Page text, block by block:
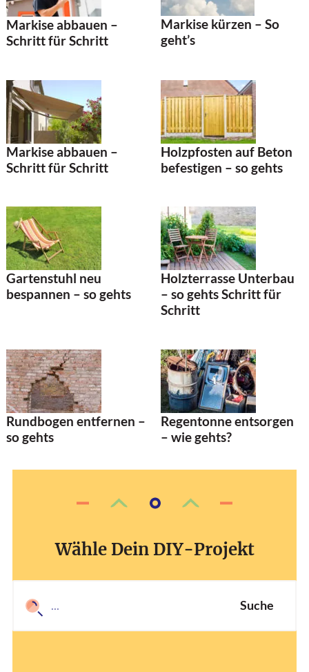
Markise abbauen –
Schritt für Schritt
Markise kürzen – So
geht’s
Markise abbauen –
Schritt für Schritt
Holzpfosten auf Beton
befestigen – so gehts
Gartenstuhl neu
bespannen – so gehts
Holzterrasse Unterbau
– so gehts Schritt für
Schritt
Rundbogen entfernen –
so gehts
Regentonne entsorgen
– wie gehts?
Wähle Dein DIY-Projekt
Suche